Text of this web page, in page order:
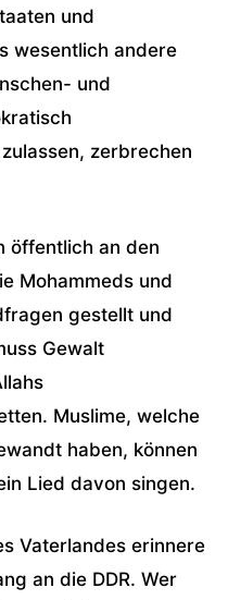
und
wesentlich andere
und
zerbrechen
öffentlich an den
Mohammeds und
gestellt und
Gewalt
Muslime, welche
haben, können
Lied davon singen.
Vaterlandes erinnere
an die DDR. Wer